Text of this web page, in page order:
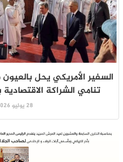
السفير الأمريكي يحل
تنامي الشراكة
28 يوليو 2026